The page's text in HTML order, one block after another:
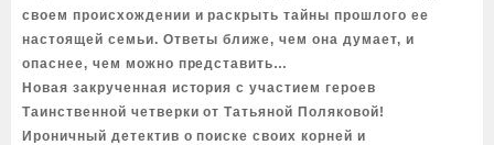
своем происхождении и раскрыть тайны прошлого ее
настоящей семьи. Ответы ближе, чем она думает, и
опаснее, чем можно представить…
Новая закрученная история с участием героев
Таинственной четверки от Татьяной Поляковой!
Ироничный детектив о поиске своих корней и